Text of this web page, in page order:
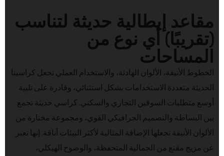
مقاعد إيطالية حديثة لتناسب
(تقريبًا) أي نوع من
المساحات
الخطوط الأنيقة، الألوان الهادئة، والاستخدام العملي تجعل كراسينا
الحديثة متعددة الاستخدامات بشكل استثنائي، وقادرة على تلبية
أوسع متطلبات السوقين التجاري والسكني. كراسي حديثة تجمع
بين البساطة والتصميم الجرافيكي القوي، ومجموعة مختارة من
الألوان الأنيقة تجعلها الإضافة المثالية لأكثر البيئات أناقة. إنها تعبر
عن مزيج مقنع من الجمالية المتحفظة، والوضوح الهيكلي،